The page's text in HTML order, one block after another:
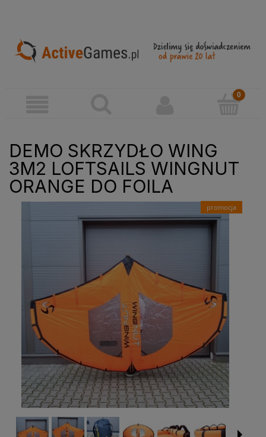
DEMO SKRZYDŁO WING
3M2 LOFTSAILS WINGNUT
ORANGE DO FOILA
promocja